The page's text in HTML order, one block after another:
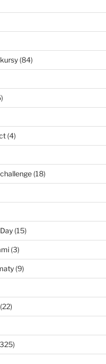
(84)
(4)
(18)
(15)
(3)
(9)